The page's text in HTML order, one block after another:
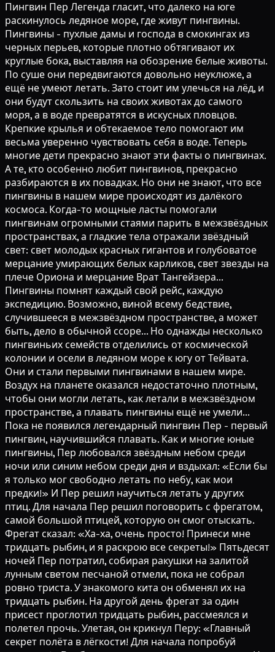
Пингвин Пер Легенда гласит, что далеко на юге
раскинулось ледяное море, где живут пингвины.
Пингвины - пухлые дамы и господа в смокингах из
черных перьев, которые плотно обтягивают их
круглые бока, выставляя на обозрение белые животы.
По суше они передвигаются довольно неуклюже, а
ещё не умеют летать. Зато стоит им улечься на лёд, и
они будут скользить на своих животах до самого
моря, а в воде превратятся в искусных пловцов.
Крепкие крылья и обтекаемое тело помогают им
весьма уверенно чувствовать себя в воде. Теперь
многие дети прекрасно знают эти факты о пингвинах.
А те, кто особенно любит пингвинов, прекрасно
разбираются в их повадках. Но они не знают, что все
пингвины в нашем мире происходят из далёкого
космоса. Когда-то мощные ласты помогали
пингвинам огромными стаями парить в межзвёздных
пространствах, а гладкие тела отражали звёздный
свет: свет молодых красных гигантов и голубоватое
мерцание умирающих белых карликов, свет звезды на
плече Ориона и мерцание Врат Тангейзера...
Пингвины помнят каждый свой рейс, каждую
экспедицию. Возможно, виной всему бедствие,
случившееся в межзвёздном пространстве, а может
быть, дело в обычной ссоре... Но однажды несколько
пингвиньих семейств отделились от космической
колонии и осели в ледяном море к югу от Тейвата.
Они и стали первыми пингвинами в нашем мире.
Воздух на планете оказался недостаточно плотным,
чтобы они могли летать, как летали в межзвёздном
пространстве, а плавать пингвины ещё не умели...
Пока не появился легендарный пингвин Пер - первый
пингвин, научившийся плавать. Как и многие юные
пингвины, Пер любовался звёздным небом среди
ночи или синим небом среди дня и вздыхал: «Если бы
я только мог свободно летать по небу, как мои
предки!» И Пер решил научиться летать у других
птиц. Для начала Пер решил поговорить с фрегатом,
самой большой птицей, которую он смог отыскать.
Фрегат сказал: «Ха-ха, очень просто! Принеси мне
тридцать рыбин, и я раскрою все секреты!» Пятьдесят
ночей Пер потратил, собирая ракушки на залитой
лунным светом песчаной отмели, пока не собрал
ровно триста. У знакомого кита он обменял их на
тридцать рыбин. На другой день фрегат за один
присест проглотил тридцать рыбин, рассмеялся и
полетел прочь. Улетая, он крикнул Перу: «Главный
секрет полёта в лёгкости! Для начала попробуй